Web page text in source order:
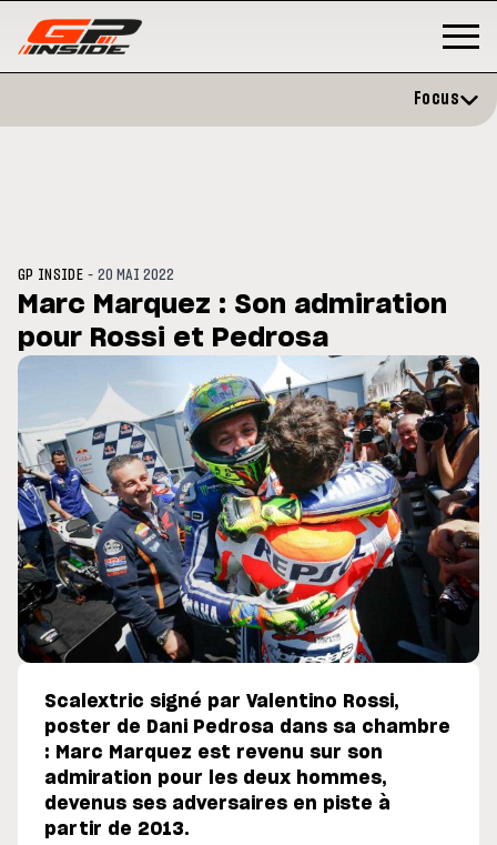
: Horaires et
du GP de Grande-
MOTO GP
Zarco évite l'opération et vise
retour en septembre
Focus
GP INSIDE -20 MAI 2022
Marc Marquez : Son admiration
pour Rossi et Pedrosa
Scalextric signé par Valentino Rossi,
poster de Dani Pedrosa dans sa chambre
: Marc Marquez est revenu sur son
admiration pour les deux hommes,
devenus ses adversaires en piste à
partir de 2013.